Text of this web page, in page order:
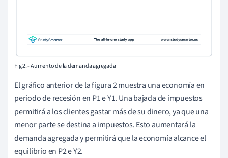
Fig 2. - Aumento de la demanda agregada
El gráfico anterior de la figura 2 muestra una economía en
periodo de recesión en P1 e Y1. Una bajada de impuestos
permitirá a los clientes gastar más de su dinero, ya que una
menor parte se destina a impuestos. Esto aumentará la
demanda agregada y permitirá que la economía alcance el
equilibrio en P2 e Y2.